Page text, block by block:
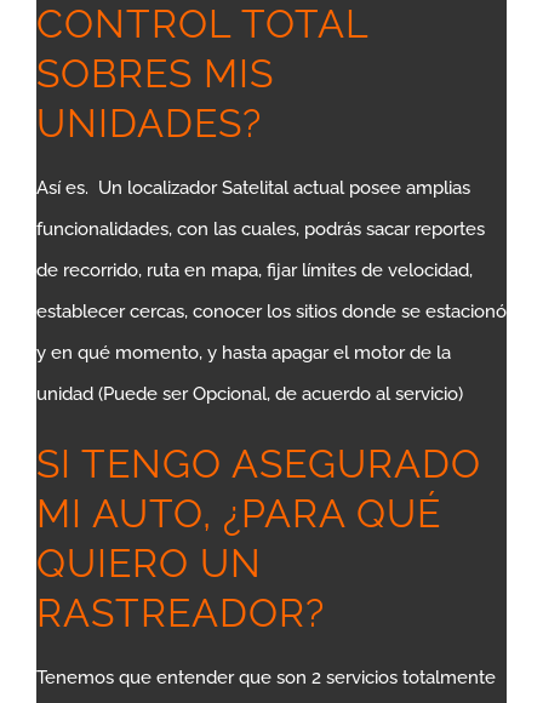
CONTROL TOTAL
SOBRES MIS
UNIDADES?
Así es. Un localizador Satelital actual posee amplias
funcionalidades, con las cuales, podrás sacar reportes
de recorrido, ruta en mapa, fijar límites de velocidad,
establecer cercas, conocer los sitios donde se estacionó
y en qué momento, y hasta apagar el motor de la
unidad (Puede ser Opcional, de acuerdo al servicio)
SI TENGO ASEGURADO
MI AUTO, ¿PARA QUÉ
QUIERO UN
RASTREADOR?
Tenemos que entender que son 2 servicios totalmente